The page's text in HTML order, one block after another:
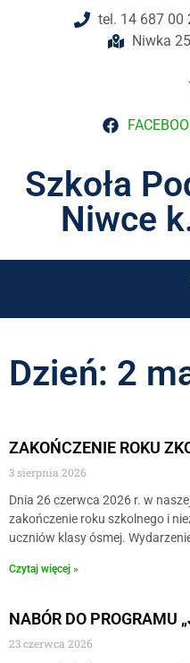
tel. 14 687 00
Niwka
Szkoła
Niwce
Dzień: 2
ZAKOŃCZENIE ROKU
3 sierpnia 2026
Dnia 26 czerwca 2026 r. w
zakończenie roku szkolnego i
uczniów klasy ósmej.
Czytaj więcej »
NABÓR DO PROGRAMU
23 czerwca 2026